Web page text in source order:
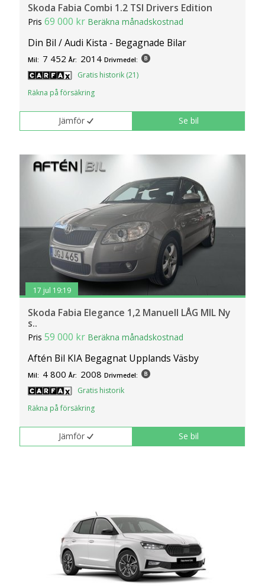
Skoda Fabia Combi 1.2 TSI Drivers Edition
Pris69 000 kr Beräkna månadskostnad
Din Bil / Audi Kista - Begagnade Bilar
Mil: 7 452 År: 2014 Drivmedel:
Gratis historik (21)
Räkna på försäkring
Jämför Se bil
17 jul 19:19
Skoda Fabia Elegance 1,2 Manuell LÅG MIL Ny
s..
Pris59 000 kr Beräkna månadskostnad
Aftén Bil KIA Begagnat Upplands Väsby
Mil: 4 800 År: 2008 Drivmedel:
Gratis historik
Räkna på försäkring
Jämför Se bil